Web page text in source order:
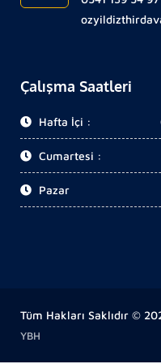
Çalışma Saatleri
Hafta İçi :
Cumartesi :
Pazar
Tüm Hakları Saklıdır ©
YBH